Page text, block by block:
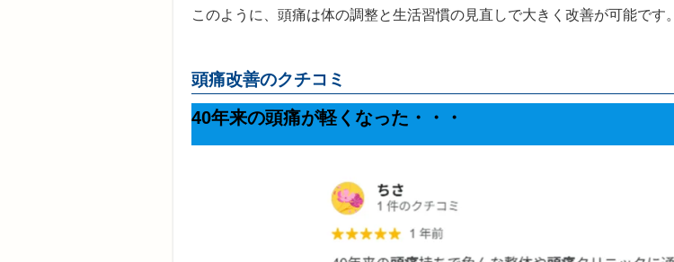
このように、頭痛は体の調整と生活習慣の見直しで大きく改善が可能です。
頭痛改善のクチコミ
40年来の頭痛が軽くなった・・・